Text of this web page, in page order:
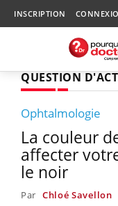
INSCRIPTION
QUESTION
Ophtalmologie
La couleur
affecter
le noir
Par Chloé Savellon